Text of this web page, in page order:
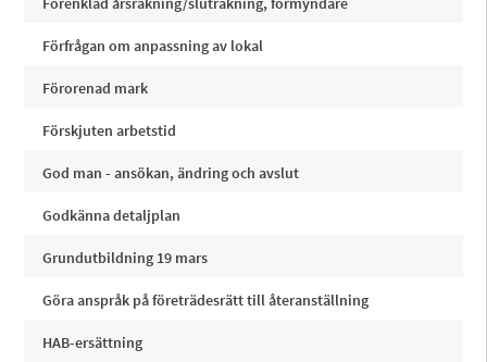
Förfrågan om anpassning av lokal
Förorenad mark
Förskjuten arbetstid
God man - ansökan, ändring och avslut
Godkänna detaljplan
Grundutbildning 19 mars
Göra anspråk på företrädesrätt till återanställning
HAB-ersättning